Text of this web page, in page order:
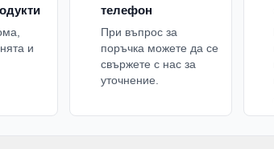
и
телефон
При въпрос за
поръчка можете да се
свържете с нас за
уточнение.